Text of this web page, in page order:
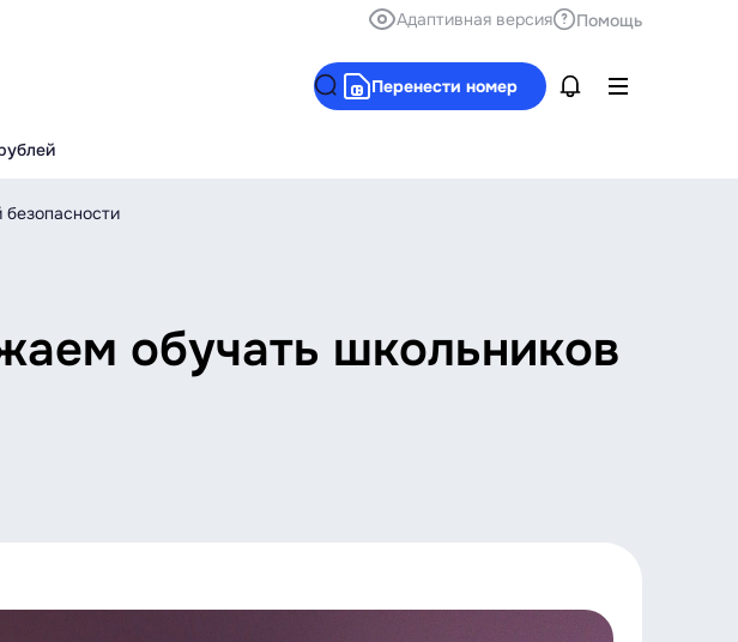
Адаптивная версия Помощь
Перенести номер
обучать школьников